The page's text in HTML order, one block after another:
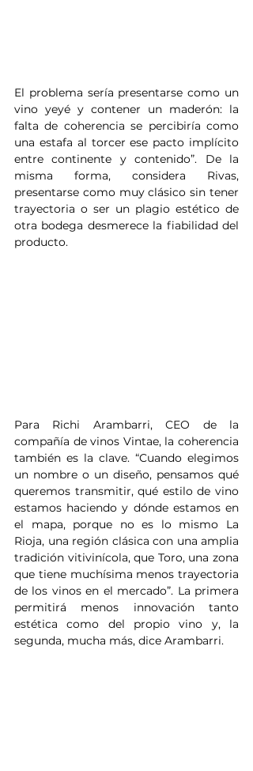
El problema sería presentarse como un
vino yeyé y contener un maderón: la
falta de coherencia se percibiría como
una estafa al torcer ese pacto implícito
entre continente y contenido”. De la
misma forma, considera Rivas,
presentarse como muy clásico sin tener
trayectoria o ser un plagio estético de
otra bodega desmerece la fiabilidad del
producto.
Para Richi Arambarri, CEO de la
compañía de vinos Vintae, la coherencia
también es la clave. “Cuando elegimos
un nombre o un diseño, pensamos qué
queremos transmitir, qué estilo de vino
estamos haciendo y dónde estamos en
el mapa, porque no es lo mismo La
Rioja, una región clásica con una amplia
tradición vitivinícola, que Toro, una zona
que tiene muchísima menos trayectoria
de los vinos en el mercado”. La primera
permitirá menos innovación tanto
estética como del propio vino y, la
segunda, mucha más, dice Arambarri.